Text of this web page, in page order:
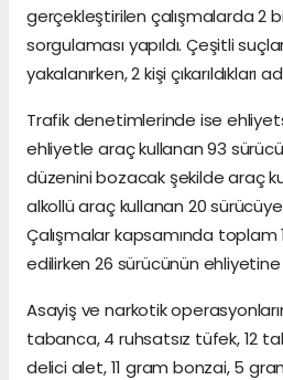
gerçekleştirilen çalışmalarda 2
sorgulaması yapıldı. Çeşitli
yakalanırken, 2 kişi çıkarıldıkları
Trafik denetimlerinde ise
ehliyetle araç kullanan 93
düzenini bozacak şekilde araç
alkollü araç kullanan 20 sürücüye
Çalışmalar kapsamında
edilirken 26 sürücünün
Asayiş ve narkotik
tabanca, 4 ruhsatsız tüfek, 12
delici alet, 11 gram bonzai, 5